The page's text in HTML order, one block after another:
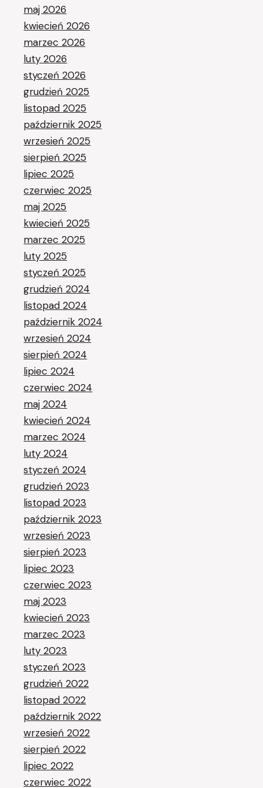
maj 2026
kwiecień 2026
marzec 2026
luty 2026
styczeń 2026
grudzień 2025
listopad 2025
październik 2025
wrzesień 2025
sierpień 2025
lipiec 2025
czerwiec 2025
maj 2025
kwiecień 2025
marzec 2025
luty 2025
styczeń 2025
grudzień 2024
listopad 2024
październik 2024
wrzesień 2024
sierpień 2024
lipiec 2024
czerwiec 2024
maj 2024
kwiecień 2024
marzec 2024
luty 2024
styczeń 2024
grudzień 2023
listopad 2023
październik 2023
wrzesień 2023
sierpień 2023
lipiec 2023
czerwiec 2023
maj 2023
kwiecień 2023
marzec 2023
luty 2023
styczeń 2023
grudzień 2022
listopad 2022
październik 2022
wrzesień 2022
sierpień 2022
lipiec 2022
czerwiec 2022